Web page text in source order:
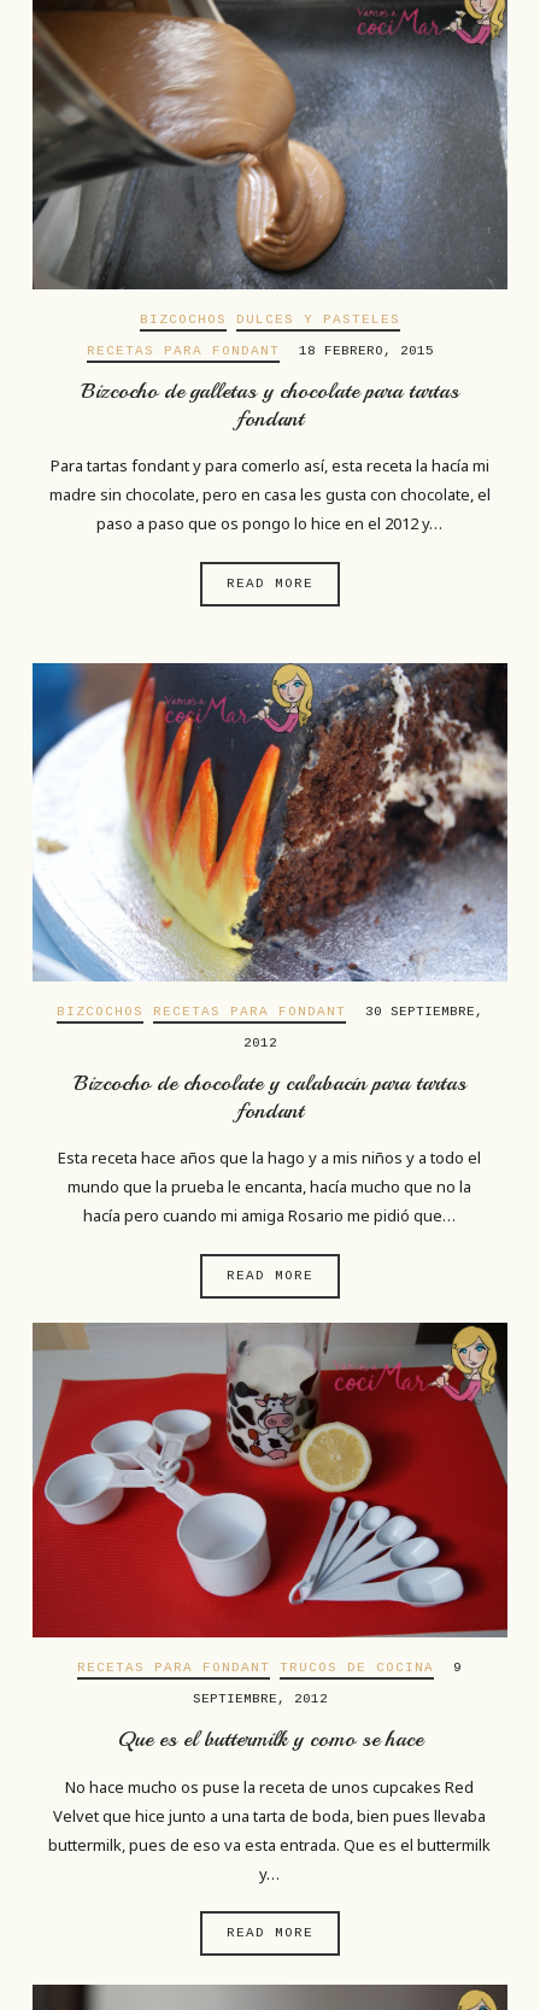
BIZCOCHOS DULCES Y PASTELES
RECETAS PARA FONDANT 18 FEBRERO, 2015
Bizcocho de galletas y chocolate para tartas
fondant
Para tartas fondant y para comerlo así, esta receta la hacía mi
madre sin chocolate, pero en casa les gusta con chocolate, el
paso a paso que os pongo lo hice en el 2012 y…
READ MORE
BIZCOCHOS RECETAS PARA FONDANT 30 SEPTIEMBRE,
2012
Bizcocho de chocolate y calabacín para tartas
fondant
Esta receta hace años que la hago y a mis niños y a todo el
mundo que la prueba le encanta, hacía mucho que no la
hacía pero cuando mi amiga Rosario me pidió que…
READ MORE
RECETAS PARA FONDANT TRUCOS DE COCINA 9
SEPTIEMBRE, 2012
Que es el buttermilk y como se hace
No hace mucho os puse la receta de unos cupcakes Red
Velvet que hice junto a una tarta de boda, bien pues llevaba
buttermilk, pues de eso va esta entrada. Que es el buttermilk
y…
READ MORE